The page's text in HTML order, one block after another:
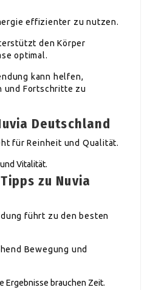
effizienter zu nutzen.
den Körper
optimal.
kann helfen,
und Fortschritte zu
Deutschland
für Reinheit und Qualität.
Vitalität.
zu Nuvia
führt zu den besten
Bewegung und
Ergebnisse brauchen Zeit.